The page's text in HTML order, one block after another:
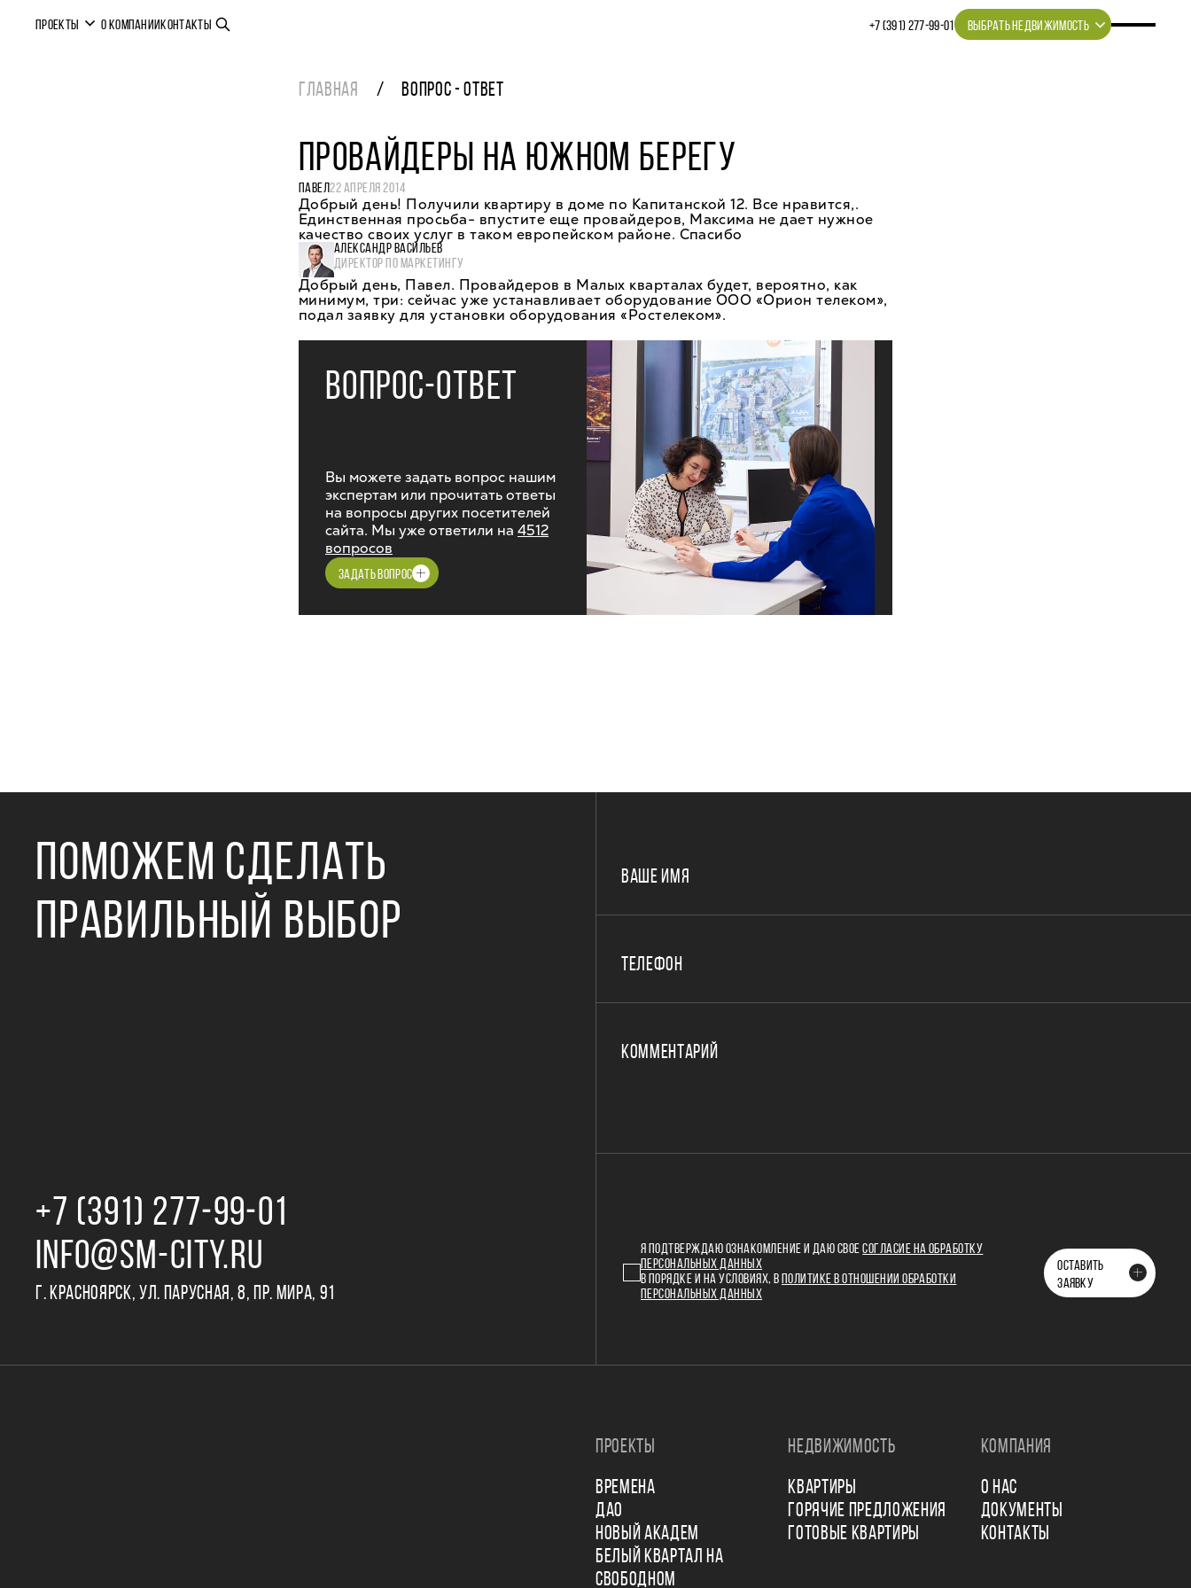
ПРОЕКТЫ О КОМПАНИИКОНТАКТЫ +7 (391) 277‒99‒01 ВЫБРАТЬ НЕДВИЖИМОСТЬ
ГЛАВНАЯ ВОПРОС - ОТВЕТ
ПРОВАЙДЕРЫ НА ЮЖНОМ БЕРЕГУ
ПАВЕЛ22 АПРЕЛЯ 2014
Добрый день! Получили квартиру в доме по Капитанской 12. Все нравится,.
Единственная просьба- впустите еще провайдеров, Максима не дает нужное
качество своих услуг в таком европейском районе. Спасибо
АЛЕКСАНДР ВАСИЛЬЕВ
ДИРЕКТОР ПО МАРКЕТИНГУ
Добрый день, Павел. Провайдеров в Малых кварталах будет, вероятно, как
минимум, три: сейчас уже устанавливает оборудование ООО «Орион телеком»,
подал заявку для установки оборудования «Ростелеком».
ВОПРОС-ОТВЕТ
Вы можете задать вопрос нашим
экспертам или прочитать ответы
на вопросы других посетителей
сайта. Мы уже ответили на 4512
вопросов
ЗАДАТЬ ВОПРОС
ПОМОЖЕМ СДЕЛАТЬ
ПРАВИЛЬНЫЙ ВЫБОР
+7 (391) 277‒99‒01
INFO@SM-CITY.RU
Г. КРАСНОЯРСК, УЛ. ПАРУСНАЯ, 8, ПР. МИРА, 91
ВАШЕ ИМЯ
ТЕЛЕФОН
КОММЕНТАРИЙ
Я ПОДТВЕРЖДАЮ ОЗНАКОМЛЕНИЕ И ДАЮ СВОЕСОГЛАСИЕ НА ОБРАБОТКУ
ПЕРСОНАЛЬНЫХ ДАННЫХ
В ПОРЯДКЕ И НА УСЛОВИЯХ, В
ПОЛИТИКЕ В ОТНОШЕНИИ ОБРАБОТКИ
ПЕРСОНАЛЬНЫХ ДАННЫХ
ОСТАВИТЬ
ЗАЯВКУ
ПРОЕКТЫ
ВРЕМЕНА
ДАО
НОВЫЙ АКАДЕМ
БЕЛЫЙ КВАРТАЛ НА
СВОБОДНОМ
НЕДВИЖИМОСТЬ
КВАРТИРЫ
ГОРЯЧИЕ ПРЕДЛОЖЕНИЯ
ГОТОВЫЕ КВАРТИРЫ
КОМПАНИЯ
О НАС
ДОКУМЕНТЫ
КОНТАКТЫ